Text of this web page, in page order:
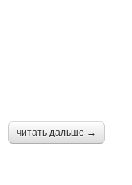
читать дальше →